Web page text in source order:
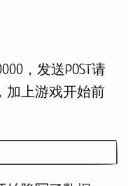
，发送POST请
加上游戏开始前